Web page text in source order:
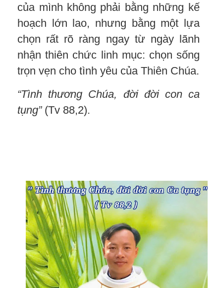
của mình không phải bằng những kế
hoạch lớn lao, nhưng bằng một lựa
chọn rất rõ ràng ngay từ ngày lãnh
nhận thiên chức linh mục: chọn sống
trọn vẹn cho tình yêu của Thiên Chúa.
“Tình thương Chúa, đời đời con ca
tụng”(Tv 88,2).